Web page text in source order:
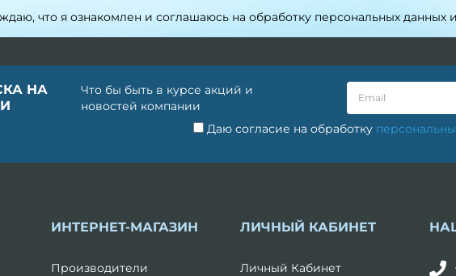
что я ознакомлен и соглашаюсь на обработку персональных данных
НА
Что бы быть в курсе акций и
новостей компании
Даю согласие на обработку
ИНТЕРНЕТ-МАГАЗИН
Производители
ЛИЧНЫЙ КАБИНЕТ
Личный Кабинет